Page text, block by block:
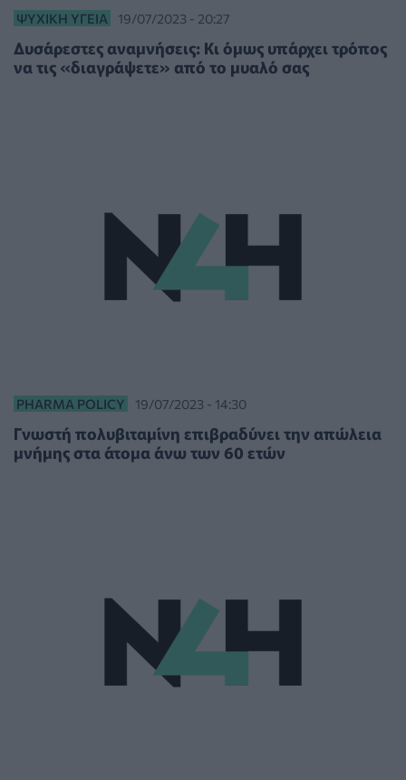
ΨΥΧΙΚΉ ΥΓΕΊΑ 19/07/2023 - 20:27
Δυσάρεστες αναμνήσεις: Κι όμως υπάρχει τρόπος
να τις «διαγράψετε» από το μυαλό σας
PHARMA POLICY 19/07/2023 - 14:30
Γνωστή πολυβιταμίνη επιβραδύνει την απώλεια
μνήμης στα άτομα άνω των 60 ετών